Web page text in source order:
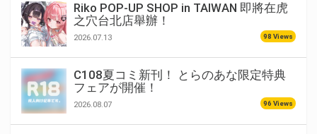
Riko POP-UP SHOP in TAIWAN 即將在虎
之穴台北店舉辦！
2026.07.13 98 Views
C108夏コミ新刊！ とらのあな限定特典
フェアが開催！
2026.08.07 96 Views